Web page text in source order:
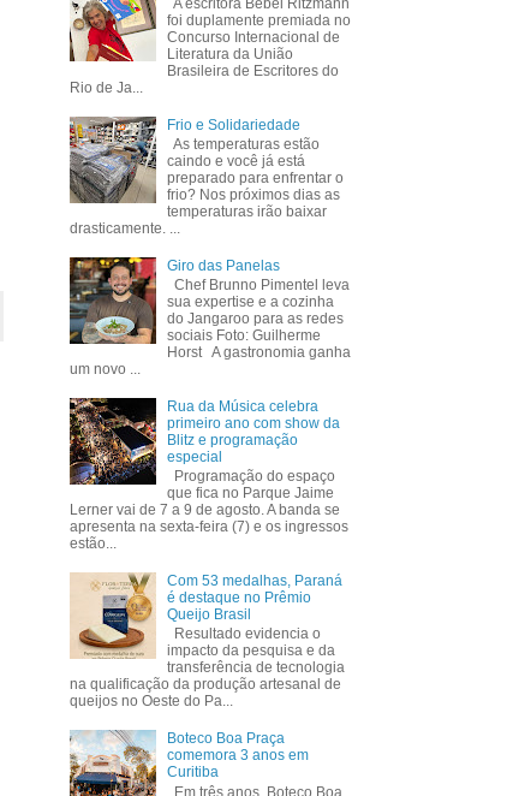
foi duplamente premiada no
Concurso Internacional de
Literatura da União
Brasileira de Escritores do
Rio de Ja...
Frio e Solidariedade
As temperaturas estão
caindo e você já está
preparado para enfrentar o
frio? Nos próximos dias as
temperaturas irão baixar
drasticamente. ...
Giro das Panelas
Chef Brunno Pimentel leva
sua expertise e a cozinha
do Jangaroo para as redes
sociais Foto: Guilherme
Horst A gastronomia ganha
um novo ...
Rua da Música celebra
primeiro ano com show da
Blitz e programação
especial
Programação do espaço
que fica no Parque Jaime
Lerner vai de 7 a 9 de agosto. A banda se
apresenta na sexta-feira (7) e os ingressos
estão...
Com 53 medalhas, Paraná
é destaque no Prêmio
Queijo Brasil
Resultado evidencia o
impacto da pesquisa e da
transferência de tecnologia
na qualificação da produção artesanal de
queijos no Oeste do Pa...
Boteco Boa Praça
comemora 3 anos em
Curitiba
Em três anos, Boteco Boa